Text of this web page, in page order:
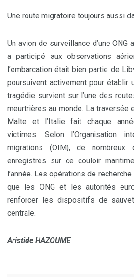
Une route migratoire toujours aussi
Un avion de surveillance d’une ONG
a participé aux observations
l’embarcation était bien partie de
poursuivent activement pour établir
tragédie survient sur l’une des
meurtrières au monde. La traversée
Malte et l’Italie fait chaque
victimes. Selon l’Organisation
migrations (OIM), de
enregistrés sur ce couloir
l’année. Les opérations de
que les ONG et les autorités
renforcer les dispositifs de
centrale.
Aristide HAZOUME